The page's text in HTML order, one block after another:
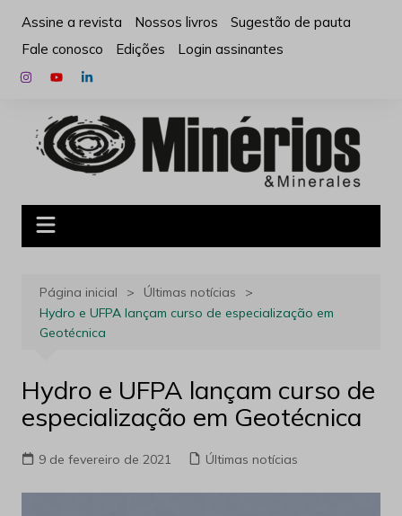
para
conteúdo
Assine a revista Nossos livros
Sugestão de pauta
Fale conosco
Edições Login assinantes
Página inicial
Últimas notícias
Hydro e UFPA lançam curso de especialização em
Geotécnica
Hydro e UFPA lançam curso de
especialização em Geotécnica
9 de fevereiro de 2021 Últimas notícias